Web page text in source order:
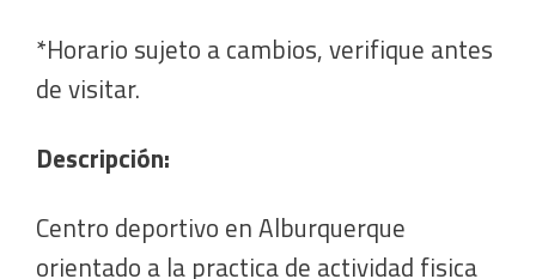
*Horario sujeto a cambios, verifique antes
de visitar.
Descripción:
Centro deportivo en Alburquerque
orientado a la practica de actividad fisica